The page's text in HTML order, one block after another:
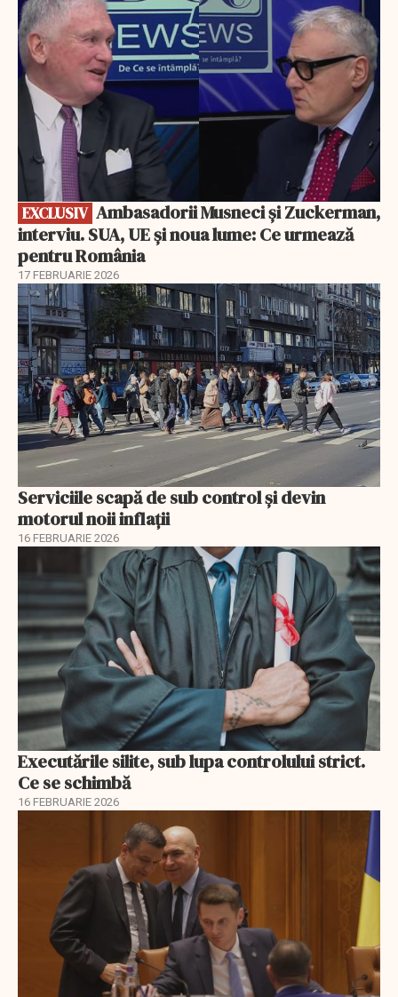
EXCLUSIV
interviu. SUA, UE și noua lume: Ce urmează
pentru România
17 FEBRUARIE 2026
Serviciile scapă de sub control și devin
motorul noii inflații
16 FEBRUARIE 2026
Executările silite, sub lupa controlului strict.
Ce se schimbă
16 FEBRUARIE 2026